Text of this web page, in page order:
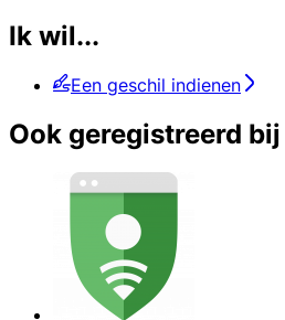
Ik wil...
Een geschil indienen
Ook geregistreerd bij